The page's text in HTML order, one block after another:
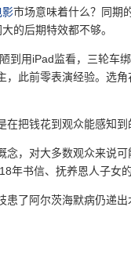
影市场意味着什么？同期
的后期特效都不够。
到用iPad监看，三轮车
此前零表演经验。选
在把钱花到观众能感知到
念，对大多数观众来说
年书信、抚养恩人子女
患了阿尔茨海默病仍递